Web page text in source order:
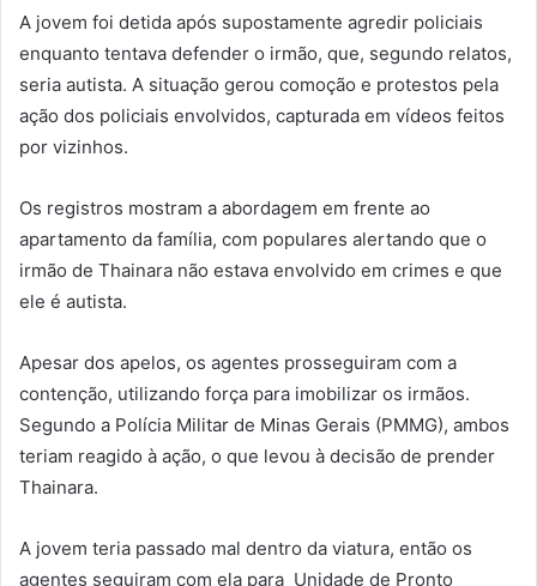
A jovem foi detida após supostamente agredir policiais
enquanto tentava defender o irmão, que, segundo relatos,
seria autista. A situação gerou comoção e protestos pela
ação dos policiais envolvidos, capturada em vídeos feitos
por vizinhos.
Os registros mostram a abordagem em frente ao
apartamento da família, com populares alertando que o
irmão de Thainara não estava envolvido em crimes e que
ele é autista.
Apesar dos apelos, os agentes prosseguiram com a
contenção, utilizando força para imobilizar os irmãos.
Segundo a Polícia Militar de Minas Gerais (PMMG), ambos
teriam reagido à ação, o que levou à decisão de prender
Thainara.
A jovem teria passado mal dentro da viatura, então os
agentes seguiram com ela para Unidade de Pronto